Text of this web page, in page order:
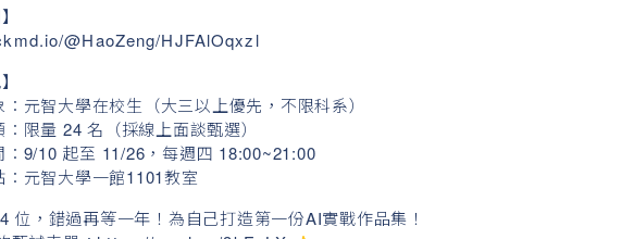
@HaoZeng/HJFAlOqxzl
元智大學在校生（大三以上優先，不限科系）
限量 24 名（採線上面談甄選）
：9/10 起至 11/26，每週四 18:00~21:00
：元智大學一館1101教室
位，錯過再等一年！為自己打造第一份AI實戰作品集！